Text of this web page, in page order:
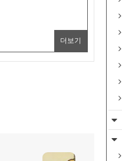
더보기